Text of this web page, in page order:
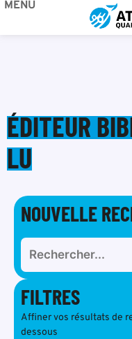
MENU
ÉDITEUR
LU
NOUVELLE
FILTRES
Affiner vos résultats de
dessous